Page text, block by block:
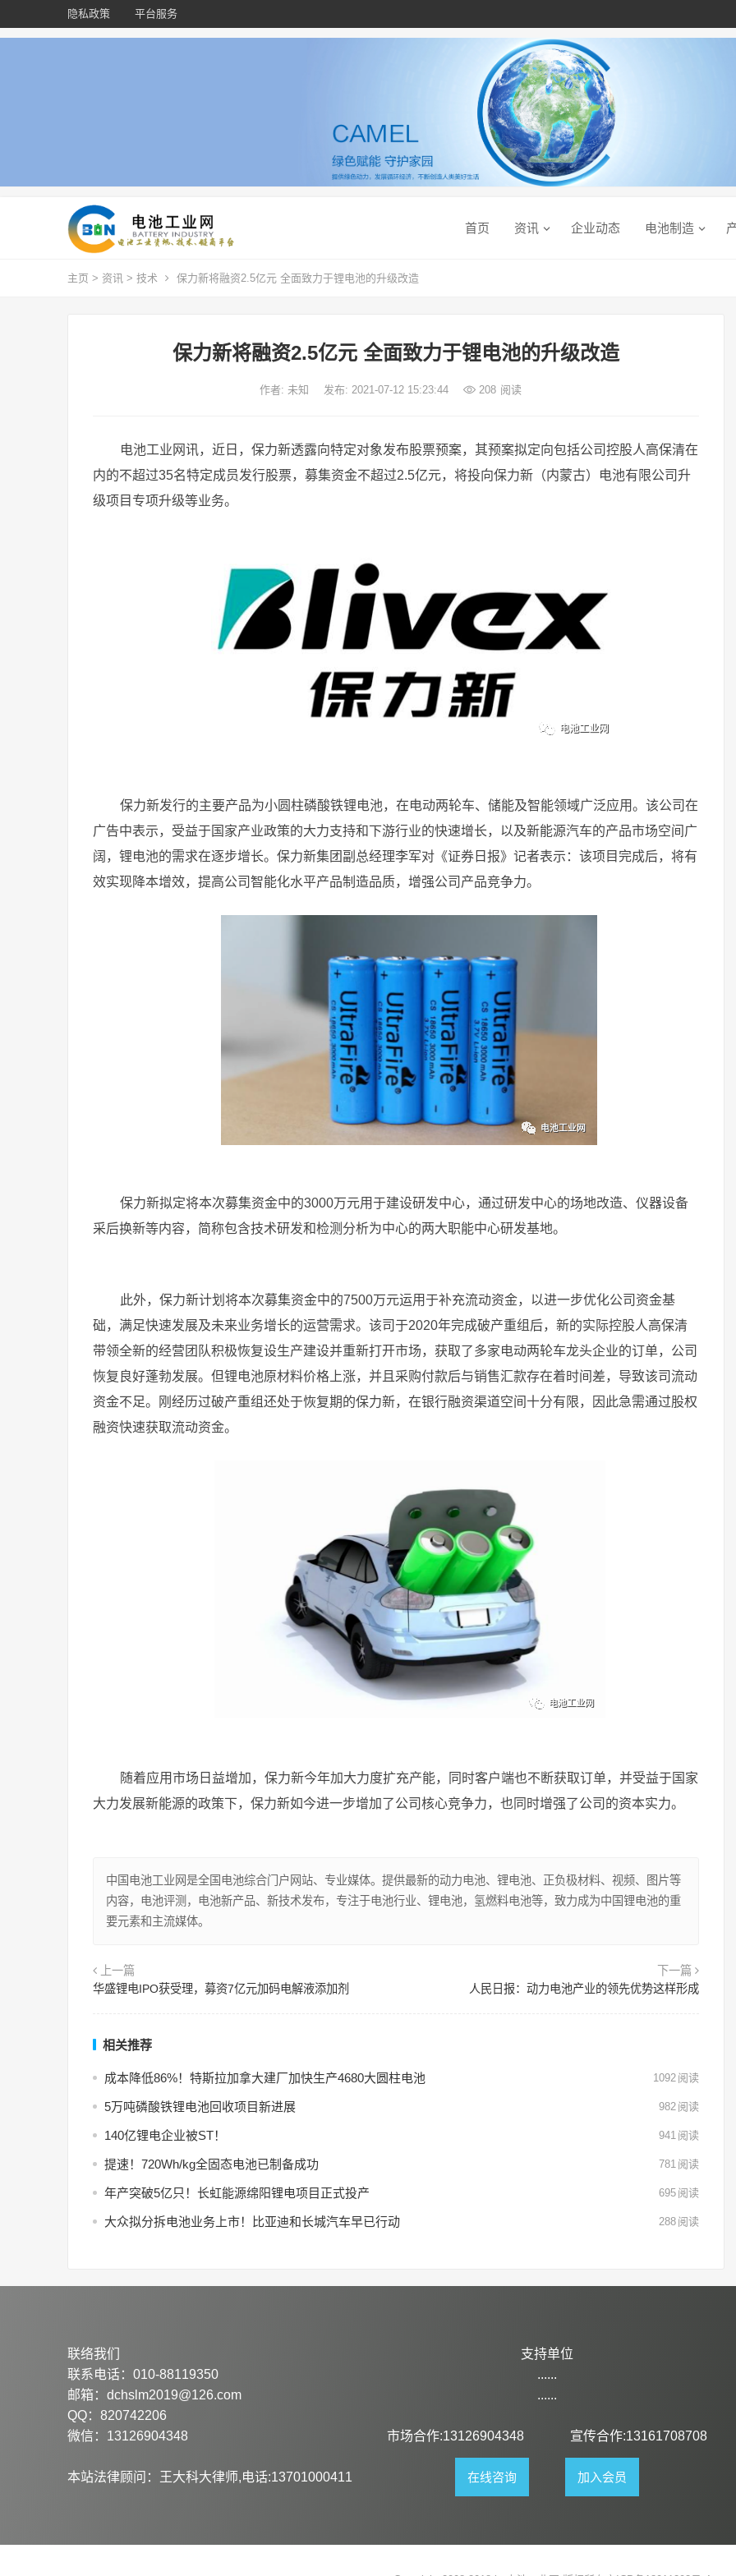
隐私政策 平台服务
首页 资讯 企业动态 电池制造
主页 > 资讯 > 技术 保力新将融资2.5亿元 全面致力于锂电池的升级改造
保力新将融资2.5亿元 全面致力于锂电池的升级改造
作者: 未知 发布: 2021-07-12 15:23:44 208 阅读
电池工业网讯，近日，保力新透露向特定对象发布股票预案，其预案拟定向包括公司控股人高保清在
内的不超过35名特定成员发行股票，募集资金不超过2.5亿元，将投向保力新（内蒙古）电池有限公司升
级项目专项升级等业务。
保力新发行的主要产品为小圆柱磷酸铁锂电池，在电动两轮车、储能及智能领域广泛应用。该公司在
广告中表示，受益于国家产业政策的大力支持和下游行业的快速增长，以及新能源汽车的产品市场空间广
阔，锂电池的需求在逐步增长。保力新集团副总经理李军对《证券日报》记者表示：该项目完成后，将有
效实现降本增效，提高公司智能化水平产品制造品质，增强公司产品竞争力。
保力新拟定将本次募集资金中的3000万元用于建设研发中心，通过研发中心的场地改造、仪器设备
采后换新等内容，简称包含技术研发和检测分析为中心的两大职能中心研发基地。
此外，保力新计划将本次募集资金中的7500万元运用于补充流动资金，以进一步优化公司资金基
础，满足快速发展及未来业务增长的运营需求。该司于2020年完成破产重组后，新的实际控股人高保清
带领全新的经营团队积极恢复设生产建设并重新打开市场，获取了多家电动两轮车龙头企业的订单，公司
恢复良好蓬勃发展。但锂电池原材料价格上涨，并且采购付款后与销售汇款存在着时间差，导致该司流动
资金不足。刚经历过破产重组还处于恢复期的保力新，在银行融资渠道空间十分有限，因此急需通过股权
融资快速获取流动资金。
随着应用市场日益增加，保力新今年加大力度扩充产能，同时客户端也不断获取订单，并受益于国家
大力发展新能源的政策下，保力新如今进一步增加了公司核心竞争力，也同时增强了公司的资本实力。
中国电池工业网是全国电池综合门户网站、专业媒体。提供最新的动力电池、锂电池、正负极材料、视频、图片等
内容，电池评测，电池新产品、新技术发布，专注于电池行业、锂电池，氢燃料电池等，致力成为中国锂电池的重
要元素和主流媒体。
上一篇
华盛锂电IPO获受理，募资7亿元加码电解液添加剂
下一篇
人民日报：动力电池产业的领先优势这样形成
相关推荐
成本降低86%！特斯拉加拿大建厂加快生产4680大圆柱电池 1092 阅读
5万吨磷酸铁锂电池回收项目新进展 982 阅读
140亿锂电企业被ST！ 941 阅读
提速！720Wh/kg全固态电池已制备成功 781 阅读
年产突破5亿只！长虹能源绵阳锂电项目正式投产 695 阅读
大众拟分拆电池业务上市！比亚迪和长城汽车早已行动 288 阅读
联络我们
联系电话：010-88119350
邮箱：dchslm2019@126.com
QQ：820742206
微信：13126904348
本站法律顾问：王大科大律师,电话:13701000411
支持单位
......
......
市场合作:13126904348 宣传合作:13161708708
在线咨询 加入会员